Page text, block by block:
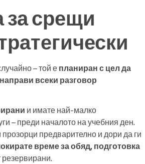
за срещи
– той епланиран с цел да
всеки разговор
и имате най-малко
– преди началото на учебния ден.
предварително и дори да ги
време за обяд, подготовка
резервирани.